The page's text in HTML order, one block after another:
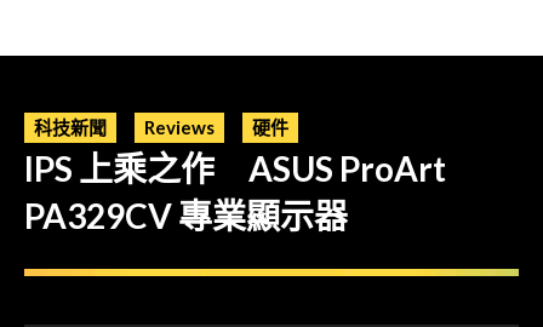
科技新聞 Reviews 硬件
IPS 上乘之作 ASUS ProArt
PA329CV 專業顯示器